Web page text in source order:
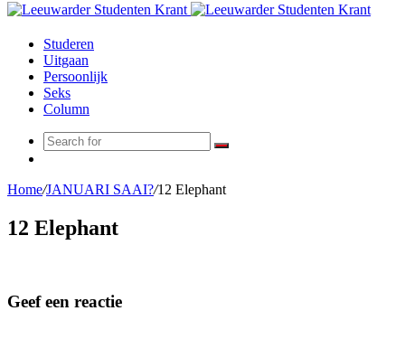
Menu
Studeren
Uitgaan
Persoonlijk
Seks
Column
Search
Home/JANUARI SAAI?/12 Elephant
12 Elephant
Geef een reactie